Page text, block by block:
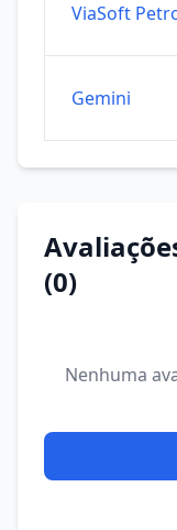
ViaSoft
Gemini
(0)
Nenhuma